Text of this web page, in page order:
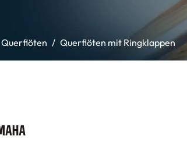
Querflöten Querflöten mit Ringklappen